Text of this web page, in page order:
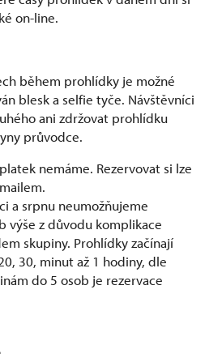
on-line.
během prohlídky je možné
blesk a selfie tyče. Návštěvníci
ani zdržovat prohlídku
průvodce.
nemáme. Rezervovat si lze
a srpnu neumožňujeme
výše z důvodu komplikace
skupiny. Prohlídky začínají
30, minut až 1 hodiny, dle
do 5 osob je rezervace